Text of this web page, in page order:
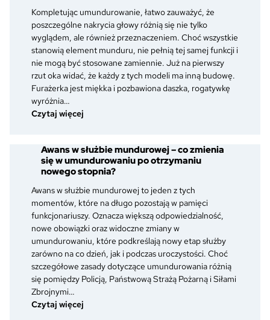
Kompletując umundurowanie, łatwo zauważyć, że
poszczególne nakrycia głowy różnią się nie tylko
wyglądem, ale również przeznaczeniem. Choć wszystkie
stanowią element munduru, nie pełnią tej samej funkcji i
nie mogą być stosowane zamiennie. Już na pierwszy
rzut oka widać, że każdy z tych modeli ma inną budowę.
Furażerka jest miękka i pozbawiona daszka, rogatywkę
wyróżnia…
Czytaj więcej
i
czapka
garnizonowa
–
jak
je
rozpoznać
i
czym
się
różnią?
Awans w służbie mundurowej – co zmienia
się w umundurowaniu po otrzymaniu
nowego stopnia?
Awans w służbie mundurowej to jeden z tych
momentów, które na długo pozostają w pamięci
funkcjonariuszy. Oznacza większą odpowiedzialność,
nowe obowiązki oraz widoczne zmiany w
umundurowaniu, które podkreślają nowy etap służby
zarówno na co dzień, jak i podczas uroczystości. Choć
szczegółowe zasady dotyczące umundurowania różnią
się pomiędzy Policją, Państwową Strażą Pożarną i Siłami
Zbrojnymi…
Czytaj więcej